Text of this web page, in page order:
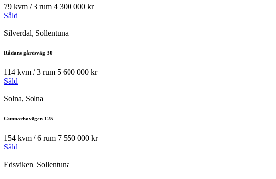
79 kvm / 3 rum 4 300 000 kr
Såld
Silverdal, Sollentuna
Rådans gårdsväg 30
114 kvm / 3 rum 5 600 000 kr
Såld
Solna, Solna
Gunnarbovägen 125
154 kvm / 6 rum 7 550 000 kr
Såld
Edsviken, Sollentuna